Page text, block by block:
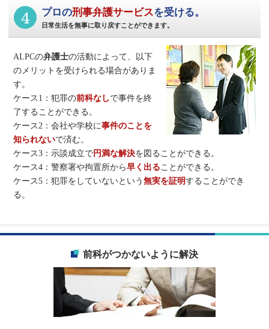
前科がつかないように解決
4 プロの刑事弁護サービスを受ける。
日常生活を無事に取り戻すことができます。
ALPCの弁護士の活動によって、以下
のメリットを受けられる場合がありま
す。
ケース1：犯罪の前科なしで事件を終
了することができる。
ケース2：会社や学校に事件のことを
知られないで済む。
ケース3：示談成立で円満な解決を図ることができる。
ケース4：警察署や拘置所から早く出ることができる。
ケース5：犯罪をしていないという無実を証明することができ
る。